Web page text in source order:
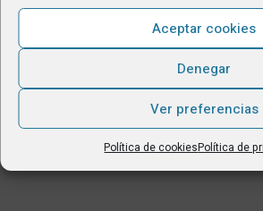
Aceptar cookies
Denegar
Ver preferencias
Política de cookiesPolítica de
Universidad más prestigiosa del
valoración del nivel de inglés como
Tanto ellos […]